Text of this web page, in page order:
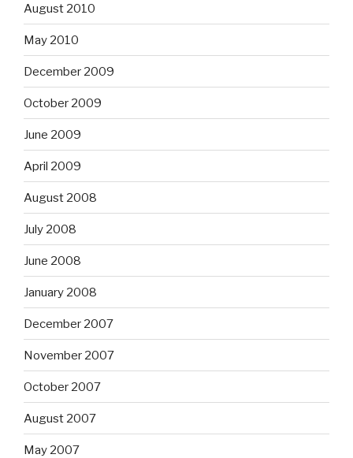
August 2010
May 2010
December 2009
October 2009
June 2009
April 2009
August 2008
July 2008
June 2008
January 2008
December 2007
November 2007
October 2007
August 2007
May 2007